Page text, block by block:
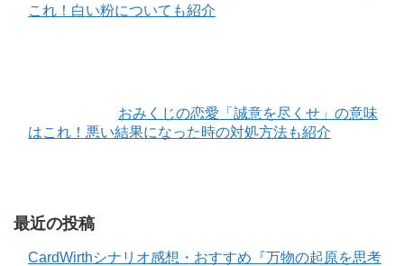
これ！白い粉についても紹介
おみくじの恋愛「誠意を尽くせ」の意味
はこれ！悪い結果になった時の対処方法も紹介
最近の投稿
CardWirthシナリオ感想・おすすめ『万物の起原を思考